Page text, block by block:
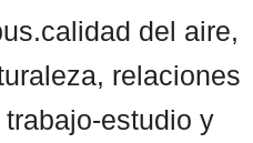
del aire,
relaciones
estudio y